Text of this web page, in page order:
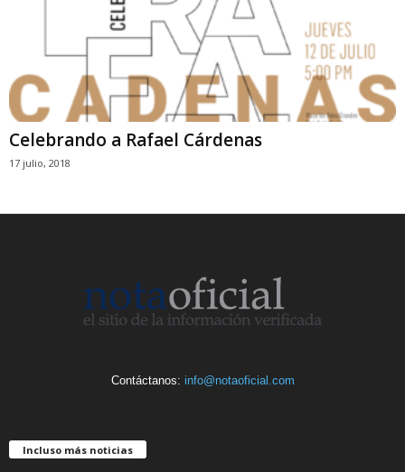
Celebrando a Rafael Cárdenas
17 julio, 2018
Contáctanos: info@notaoficial.com
Incluso más noticias